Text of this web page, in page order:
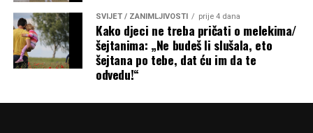
SVIJET / ZANIMLJIVOSTI prije 4 dana
Kako djeci ne treba pričati o melekima/
šejtanima: „Ne budeš li slušala, eto
šejtana po tebe, dat ću im da te
odvedu!“